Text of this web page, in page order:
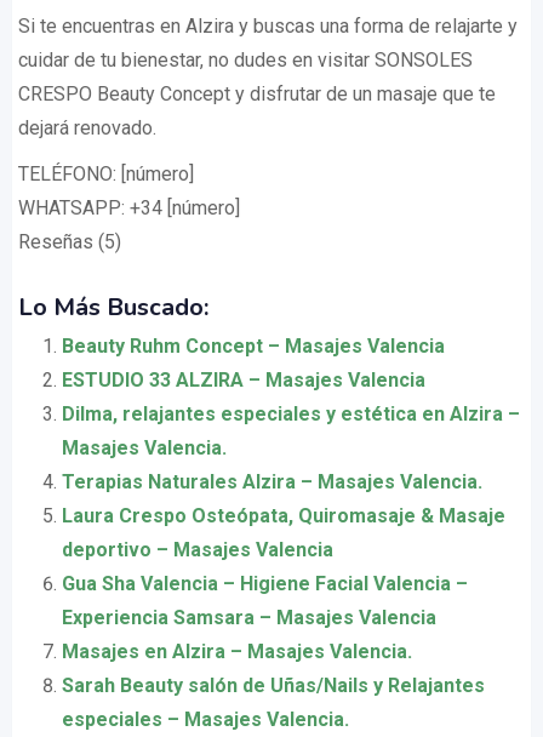
Si te encuentras en Alzira y buscas una forma de relajarte y
cuidar de tu bienestar, no dudes en visitar SONSOLES
CRESPO Beauty Concept y disfrutar de un masaje que te
dejará renovado.
TELÉFONO: [número]
WHATSAPP: +34 [número]
Reseñas (5)
Lo Más Buscado:
Beauty Ruhm Concept – Masajes Valencia
ESTUDIO 33 ALZIRA – Masajes Valencia
Dilma, relajantes especiales y estética en Alzira –
Masajes Valencia.
Terapias Naturales Alzira – Masajes Valencia.
Laura Crespo Osteópata, Quiromasaje & Masaje
deportivo – Masajes Valencia
Gua Sha Valencia – Higiene Facial Valencia –
Experiencia Samsara – Masajes Valencia
Masajes en Alzira – Masajes Valencia.
Sarah Beauty salón de Uñas/Nails y Relajantes
especiales – Masajes Valencia.